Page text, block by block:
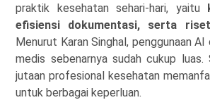
praktik kesehatan sehari-hari, yaitu
efisiensi dokumentasi, serta
Menurut Karan Singhal, penggunaan
medis sebenarnya sudah cukup luas.
jutaan profesional kesehatan
untuk berbagai keperluan.